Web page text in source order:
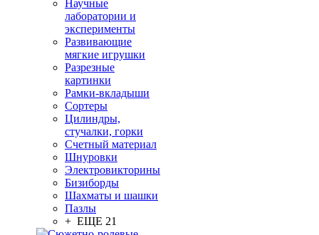
Научные
лаборатории и
эксперименты
Развивающие
мягкие игрушки
Разрезные
картинки
Рамки-вкладыши
Сортеры
Цилиндры,
стучалки, горки
Счетный материал
Шнуровки
Электровикторины
Бизиборды
Шахматы и шашки
Пазлы
+ ЕЩЕ 21